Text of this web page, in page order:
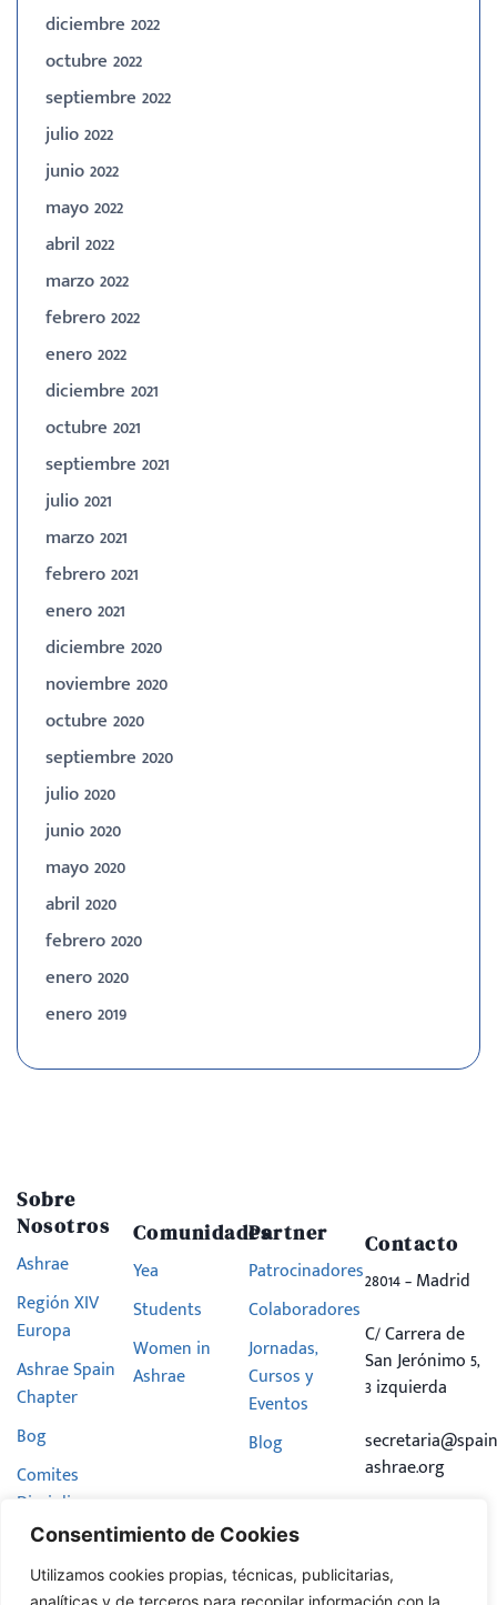
Consentimiento de Cookies
Utilizamos cookies propias, técnicas, publicitarias,
analíticas y de terceros para recopilar información con la
diciembre 2022
octubre 2022
septiembre 2022
julio 2022
junio 2022
mayo 2022
abril 2022
marzo 2022
febrero 2022
enero 2022
diciembre 2021
octubre 2021
septiembre 2021
julio 2021
marzo 2021
febrero 2021
enero 2021
diciembre 2020
noviembre 2020
octubre 2020
septiembre 2020
julio 2020
junio 2020
mayo 2020
abril 2020
febrero 2020
enero 2020
enero 2019
Sobre
Nosotros
Ashrae
Región XIV
Europa
Ashrae Spain
Chapter
Bog
Comites
Disciplinares
Hazte
Miembro
Comunidades
Yea
Students
Women in
Ashrae
Partner
Patrocinadores
Colaboradores
Jornadas,
Cursos y
Eventos
Blog
Contacto
28014 – Madrid
C/ Carrera de
San Jerónimo 5,
3 izquierda
ashrae.org